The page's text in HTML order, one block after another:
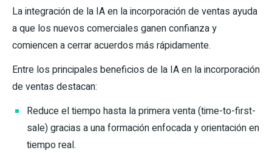
La integración de la IA en la incorporación de ventas ayuda
a que los nuevos comerciales ganen confianza y
comiencen a cerrar acuerdos más rápidamente.
Entre los principales beneficios de la IA en la incorporación
de ventas destacan:
Reduce el tiempo hasta la primera venta (time-to-first-
sale) gracias a una formación enfocada y orientación en
tiempo real.